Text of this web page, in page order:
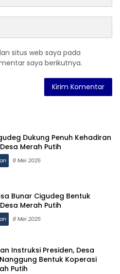
situs web saya pada
saya berikutnya.
Dukung Penuh Kehadiran
Merah Putih
8 Mei 2025
Bunar Cigudeg Bentuk
Merah Putih
8 Mei 2025
Instruksi Presiden, Desa
Bentuk Koperasi
Putih